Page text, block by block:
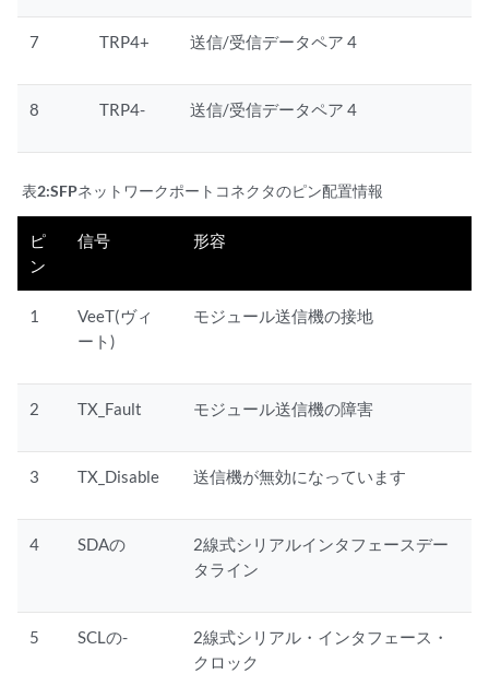
7 TRP4+ 送信/受信データペア 4
8 TRP4- 送信/受信データペア 4
表2:SFPネットワークポートコネクタのピン配置情報
ピ
ン
信号 形容
1
VeeT(ヴィ
ート)
モジュール送信機の接地
2 TX_Fault モジュール送信機の障害
3 TX_Disable 送信機が無効になっています
4 SDAの
2線式シリアルインタフェースデー
タライン
5 SCLの-
2線式シリアル・インタフェース・
クロック